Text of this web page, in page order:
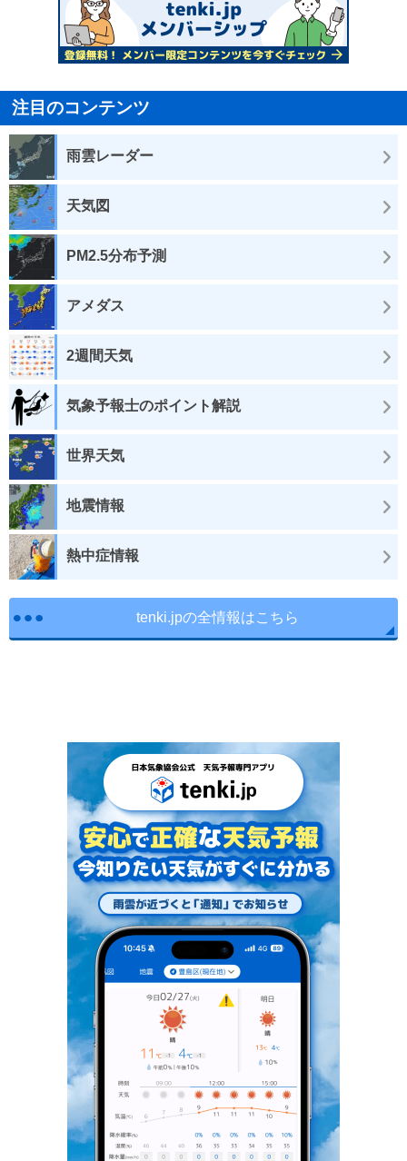
注目のコンテンツ
雨雲レーダー
天気図
PM2.5分布予測
アメダス
2週間天気
気象予報士のポイント解説
世界天気
地震情報
熱中症情報
tenki.jpの全情報はこちら